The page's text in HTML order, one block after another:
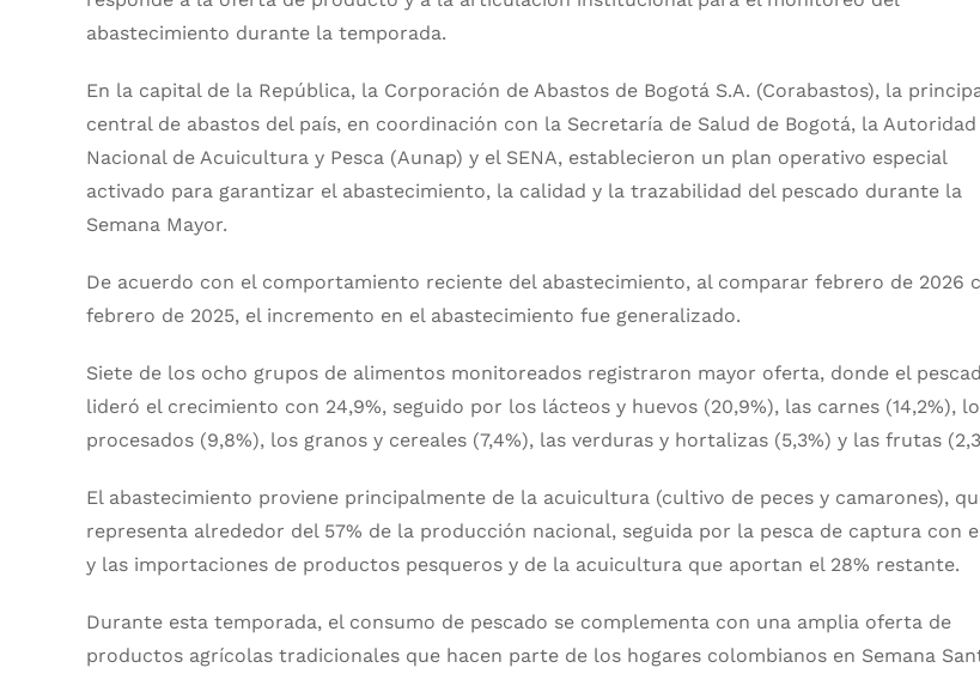
abastecimiento durante la temporada.
En la capital de la República, la Corporación de Abastos de Bogotá S.A. (Corabastos), la
central de abastos del país, en coordinación con la Secretaría de Salud de Bogotá, la Autoridad
Nacional de Acuicultura y Pesca (Aunap) y el SENA, establecieron un plan operativo especial
activado para garantizar el abastecimiento, la calidad y la trazabilidad del pescado durante la
Semana Mayor.
De acuerdo con el comportamiento reciente del abastecimiento, al comparar febrero de 2026
febrero de 2025, el incremento en el abastecimiento fue generalizado.
Siete de los ocho grupos de alimentos monitoreados registraron mayor oferta, donde el
lideró el crecimiento con 24,9%, seguido por los lácteos y huevos (20,9%), las carnes (14,2%),
procesados (9,8%), los granos y cereales (7,4%), las verduras y hortalizas (5,3%) y las frutas
El abastecimiento proviene principalmente de la acuicultura (cultivo de peces y camarones),
representa alrededor del 57% de la producción nacional, seguida por la pesca de captura con
y las importaciones de productos pesqueros y de la acuicultura que aportan el 28% restante.
Durante esta temporada, el consumo de pescado se complementa con una amplia oferta de
productos agrícolas tradicionales que hacen parte de los hogares colombianos en Semana